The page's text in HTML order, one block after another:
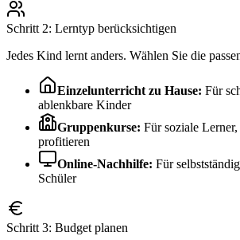
Schritt 2: Lerntyp berücksichtigen
Jedes Kind lernt anders. Wählen Sie die
Einzelunterricht zu Hause: Für
ablenkbare Kinder
Gruppenkurse: Für soziale
profitieren
Online-Nachhilfe: Für
Schüler
Schritt 3: Budget planen